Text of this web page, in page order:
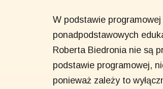
W podstawie programowej
ponadpodstawowych
Roberta Biedronia nie są
podstawie programowej,
ponieważ zależy to